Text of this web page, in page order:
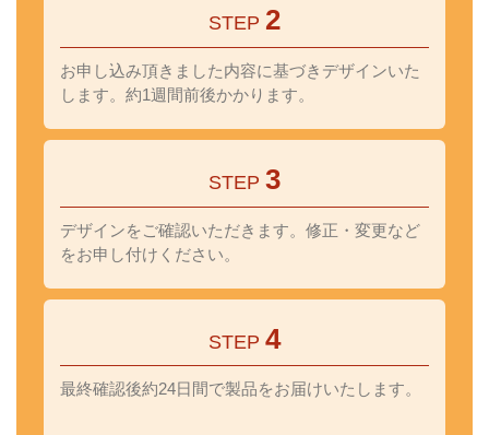
STEP 2
お申し込み頂きました内容に基づきデザインいた
します。約1週間前後かかります。
STEP 3
デザインをご確認いただきます。修正・変更など
をお申し付けください。
STEP 4
最終確認後約24日間で製品をお届けいたします。